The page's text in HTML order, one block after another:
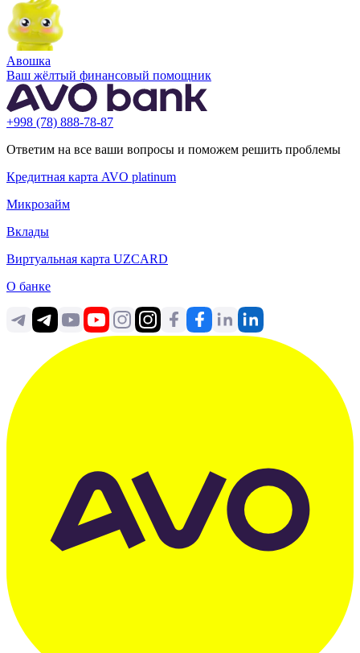
Aвошка
Ваш жёлтый финансовый помощник
+998 (78) 888-78-87
Ответим на все ваши вопросы и поможем решить проблемы
Кредитная карта AVO platinum
Микрозайм
Вклады
Виртуальная карта UZCARD
О банке